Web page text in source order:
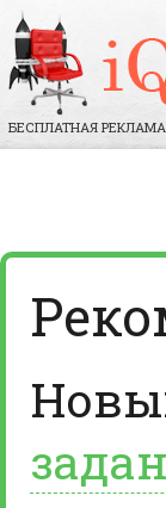
БЕСПЛАТНАЯ